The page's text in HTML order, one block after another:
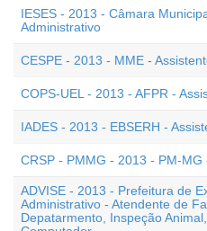
IESES - 2013 - Câmara
Administrativo
CESPE - 2013 - MME -
COPS-UEL - 2013 - AFPR -
IADES - 2013 - EBSERH -
CRSP - PMMG - 2013 - PM-
ADVISE - 2013 - Prefeitura de
Administrativo - Atendente de
Depatarmento, Inspeção